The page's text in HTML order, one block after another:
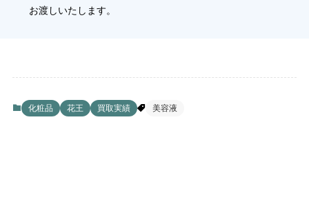
お渡しいたします。
化粧品 花王 買取実績 美容液